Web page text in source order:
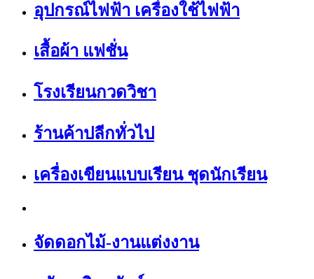
อุปกรณ์ไฟฟ้า เครื่องใช้ไฟฟ้า
เสื้อผ้า แฟชั่น
โรงเรียนกวดวิชา
ร้านค้าปลีกทั่วไป
เครื่องเขียนแบบเรียน ชุดนักเรียน
จัดดอกไม้-งานแต่งงาน